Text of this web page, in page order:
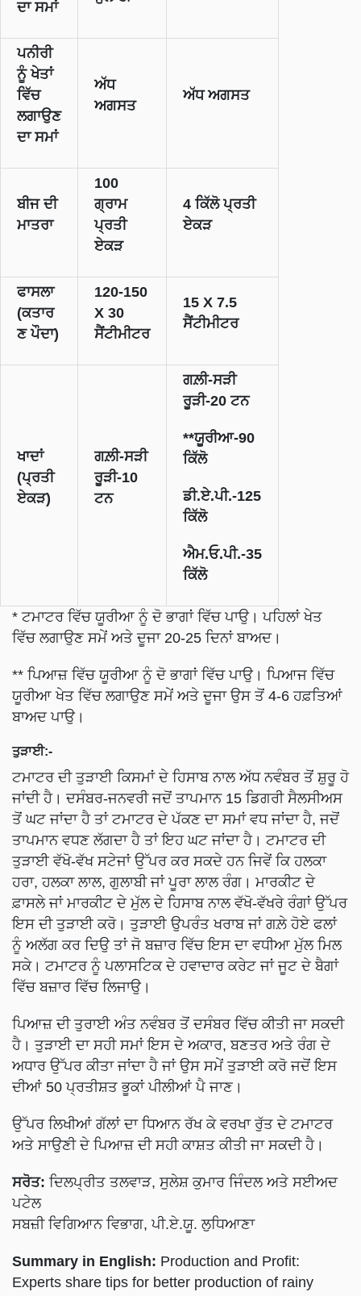
ਦਾ ਸਮਾਂ
ਪਨੀਰੀ
ਨੂੰ ਖੇਤਾਂ
ਵਿੱਚ
ਲਗਾਉਣ
ਦਾ ਸਮਾਂ
ਅੱਧ
ਅਗਸਤ
ਅੱਧ ਅਗਸਤ
ਬੀਜ ਦੀ
ਮਾਤਰਾ
100
ਗ੍ਰਾਮ
ਪ੍ਰਤੀ
ਏਕੜ
4 ਕਿੱਲੋ ਪ੍ਰਤੀ
ਏਕੜ
ਫਾਸਲਾ
(ਕਤਾਰ
ਣ ਪੌਦਾ)
120-150
X 30
ਸੈਂਟੀਮੀਟਰ
15 X 7.5
ਸੈਂਟੀਮੀਟਰ
ਖਾਦਾਂ
(ਪ੍ਰਤੀ
ਏਕੜ)
ਗਲ਼ੀ-ਸੜੀ
ਰੂੜੀ-10
ਟਨ
ਗਲ਼ੀ-ਸੜੀ
ਰੂੜੀ-20 ਟਨ
**ਯੂਰੀਆ-90
ਕਿੱਲੋ
ਡੀ.ਏ.ਪੀ.-125
ਕਿੱਲੋ
ਐਮ.ਓ.ਪੀ.-35
ਕਿੱਲੋ
* ਟਮਾਟਰ ਵਿੱਚ ਯੂਰੀਆ ਨੂੰ ਦੋ ਭਾਗਾਂ ਵਿੱਚ ਪਾਉ। ਪਹਿਲਾਂ ਖੇਤ
ਵਿੱਚ ਲਗਾਉਣ ਸਮੇਂ ਅਤੇ ਦੂਜਾ 20-25 ਦਿਨਾਂ ਬਾਅਦ।
** ਪਿਆਜ਼ ਵਿੱਚ ਯੂਰੀਆ ਨੂੰ ਦੋ ਭਾਗਾਂ ਵਿੱਚ ਪਾਉ। ਪਿਆਜ ਵਿੱਚ
ਯੂਰੀਆ ਖੇਤ ਵਿੱਚ ਲਗਾਉਣ ਸਮੇਂ ਅਤੇ ਦੂਜਾ ਉਸ ਤੋਂ 4-6 ਹਫ਼ਤਿਆਂ
ਬਾਅਦ ਪਾਉ।
ਤੁੜਾਈ:-
ਟਮਾਟਰ ਦੀ ਤੁੜਾਈ ਕਿਸਮਾਂ ਦੇ ਹਿਸਾਬ ਨਾਲ ਅੱਧ ਨਵੰਬਰ ਤੋਂ ਸ਼ੁਰੂ ਹੋ
ਜਾਂਦੀ ਹੈ। ਦਸੰਬਰ-ਜਨਵਰੀ ਜਦੋਂ ਤਾਪਮਾਨ 15 ਡਿਗਰੀ ਸੈਲਸੀਅਸ
ਤੋਂ ਘਟ ਜਾਂਦਾ ਹੈ ਤਾਂ ਟਮਾਟਰ ਦੇ ਪੱਕਣ ਦਾ ਸਮਾਂ ਵਧ ਜਾਂਦਾ ਹੈ, ਜਦੋਂ
ਤਾਪਮਾਨ ਵਧਣ ਲੱਗਦਾ ਹੈ ਤਾਂ ਇਹ ਘਟ ਜਾਂਦਾ ਹੈ। ਟਮਾਟਰ ਦੀ
ਤੁੜਾਈ ਵੱਖੋ-ਵੱਖ ਸਟੇਜਾਂ ਉੱਪਰ ਕਰ ਸਕਦੇ ਹਨ ਜਿਵੇਂ ਕਿ ਹਲਕਾ
ਹਰਾ, ਹਲਕਾ ਲਾਲ, ਗੁਲਾਬੀ ਜਾਂ ਪੂਰਾ ਲਾਲ ਰੰਗ। ਮਾਰਕੀਟ ਦੇ
ਫ਼ਾਸਲੇ ਜਾਂ ਮਾਰਕੀਟ ਦੇ ਮੁੱਲ ਦੇ ਹਿਸਾਬ ਨਾਲ ਵੱਖੋ-ਵੱਖਰੇ ਰੰਗਾਂ ਉੱਪਰ
ਇਸ ਦੀ ਤੁੜਾਈ ਕਰੋ। ਤੁੜਾਈ ਉਪਰੰਤ ਖਰਾਬ ਜਾਂ ਗਲ਼ੇ ਹੋਏ ਫਲਾਂ
ਨੂੰ ਅਲੱਗ ਕਰ ਦਿਉ ਤਾਂ ਜੋ ਬਜ਼ਾਰ ਵਿੱਚ ਇਸ ਦਾ ਵਧੀਆ ਮੁੱਲ ਮਿਲ
ਸਕੇ। ਟਮਾਟਰ ਨੂੰ ਪਲਾਸਟਿਕ ਦੇ ਹਵਾਦਾਰ ਕਰੇਟ ਜਾਂ ਜੂਟ ਦੇ ਬੈਗਾਂ
ਵਿੱਚ ਬਜ਼ਾਰ ਵਿੱਚ ਲਿਜਾਉ।
ਪਿਆਜ਼ ਦੀ ਤੁਰਾਈ ਅੰਤ ਨਵੰਬਰ ਤੋਂ ਦਸੰਬਰ ਵਿੱਚ ਕੀਤੀ ਜਾ ਸਕਦੀ
ਹੈ। ਤੁੜਾਈ ਦਾ ਸਹੀ ਸਮਾਂ ਇਸ ਦੇ ਅਕਾਰ, ਬਣਤਰ ਅਤੇ ਰੰਗ ਦੇ
ਅਧਾਰ ਉੱਪਰ ਕੀਤਾ ਜਾਂਦਾ ਹੈ ਜਾਂ ਉਸ ਸਮੇਂ ਤੁੜਾਈ ਕਰੋ ਜਦੋਂ ਇਸ
ਦੀਆਂ 50 ਪ੍ਰਤੀਸ਼ਤ ਭੂਕਾਂ ਪੀਲੀਆਂ ਪੈ ਜਾਣ।
ਉੱਪਰ ਲਿਖੀਆਂ ਗੱਲਾਂ ਦਾ ਧਿਆਨ ਰੱਖ ਕੇ ਵਰਖਾ ਰੁੱਤ ਦੇ ਟਮਾਟਰ
ਅਤੇ ਸਾਉਣੀ ਦੇ ਪਿਆਜ਼ ਦੀ ਸਹੀ ਕਾਸ਼ਤ ਕੀਤੀ ਜਾ ਸਕਦੀ ਹੈ।
ਸਰੋਤ: ਦਿਲਪ੍ਰੀਤ ਤਲਵਾੜ, ਸੁਲੇਸ਼ ਕੁਮਾਰ ਜਿੰਦਲ ਅਤੇ ਸਈਅਦ
ਪਟੇਲ
ਸਬਜ਼ੀ ਵਿਗਿਆਨ ਵਿਭਾਗ, ਪੀ.ਏ.ਯੂ. ਲੁਧਿਆਣਾ
Summary in English: Production and Profit:
Experts share tips for better production of rainy